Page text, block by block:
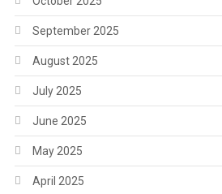
September 2025
August 2025
July 2025
June 2025
May 2025
April 2025